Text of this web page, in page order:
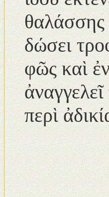
θαλάσσης
δώσει
φῶς καὶ
περὶ